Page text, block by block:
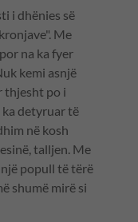
i dhënies së
Me
na ka fyer
kemi asnjë
thjesht po i
ka detyruar të
në kosh
talljen. Me
popull të tërë
shumë mirë si